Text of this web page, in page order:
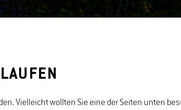
Vielleicht wollten Sie eine der Seiten unten